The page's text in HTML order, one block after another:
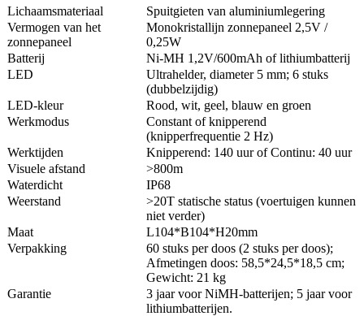
Lichaamsmateriaal
Spuitgieten van aluminiumlegering
Vermogen van het
zonnepaneel
Monokristallijn zonnepaneel 2,5V /
0,25W
Batterij
Ni-MH 1,2V/600mAh of lithiumbatterij
LED
Ultrahelder, diameter 5 mm; 6 stuks
(dubbelzijdig)
LED-kleur
Rood, wit, geel, blauw en groen
Werkmodus
Constant of knipperend
(knipperfrequentie 2 Hz)
Werktijden
Knipperend: 140 uur of Continu: 40 uur
Visuele afstand
>800m
Waterdicht
IP68
Weerstand
>20T statische status (voertuigen kunnen
niet verder)
Maat
L104*B104*H20mm
Verpakking
60 stuks per doos (2 stuks per doos);
Afmetingen doos: 58,5*24,5*18,5 cm;
Gewicht: 21 kg
Garantie
3 jaar voor NiMH-batterijen; 5 jaar voor
lithiumbatterijen.